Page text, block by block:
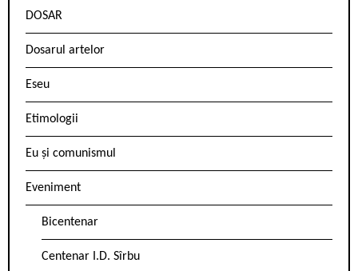
DOSAR
Dosarul artelor
Eseu
Etimologii
Eu și comunismul
Eveniment
Bicentenar
Centenar I.D. Sîrbu